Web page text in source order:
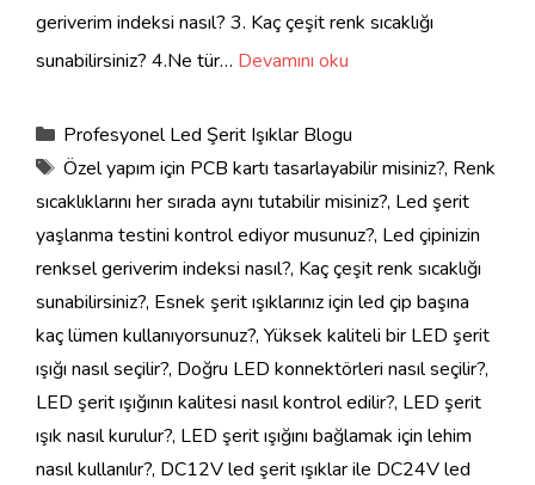
geriverim indeksi nasıl? 3. Kaç çeşit renk sıcaklığı
sunabilirsiniz? 4.Ne tür… Devamını oku
Kategoriler
Profesyonel Led Şerit Işıklar Blogu
Etiketler
Özel yapım için PCB kartı tasarlayabilir misiniz?, Renk
sıcaklıklarını her sırada aynı tutabilir misiniz?, Led şerit
yaşlanma testini kontrol ediyor musunuz?, Led çipinizin
renksel geriverim indeksi nasıl?, Kaç çeşit renk sıcaklığı
sunabilirsiniz?, Esnek şerit ışıklarınız için led çip başına
kaç lümen kullanıyorsunuz?, Yüksek kaliteli bir LED şerit
ışığı nasıl seçilir?, Doğru LED konnektörleri nasıl seçilir?,
LED şerit ışığının kalitesi nasıl kontrol edilir?, LED şerit
ışık nasıl kurulur?, LED şerit ışığını bağlamak için lehim
nasıl kullanılır?, DC12V led şerit ışıklar ile DC24V led